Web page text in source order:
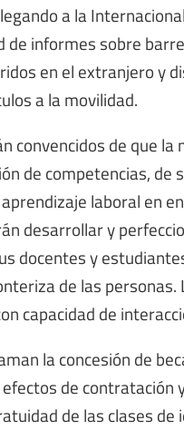
a la
de informes sobre
en el extranjero y
a la movilidad.
convencidos de que
de competencias, de
laboral en
desarrollar y
docentes y
de las personas.
capacidad de
la concesión de
de contratación
de las clases